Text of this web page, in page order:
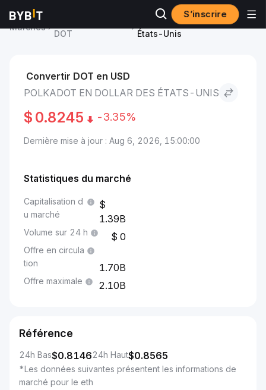
S’inscrire
Marchés
DOT
Polkadot to Dollar des
États-Unis
Convertir DOT en USD
POLKADOT EN DOLLAR DES ÉTATS-UNIS
$ 0.8245 -3.35%
Dernière mise à jour : Aug 6, 2026, 15:00:00
Statistiques du marché
Capitalisation d
u marché
1.39B
Volume sur 24 h 0
Offre en circula
tion
1.70B
Offre maximale 2.10B
Référence
24h Bas$0.814624h Haut$0.8565
*Les données suivantes présentent les informations de
marché pour le eth